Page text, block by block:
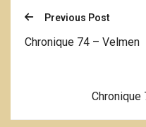
Previous Post
Chronique 74 – Velmen
Chronique